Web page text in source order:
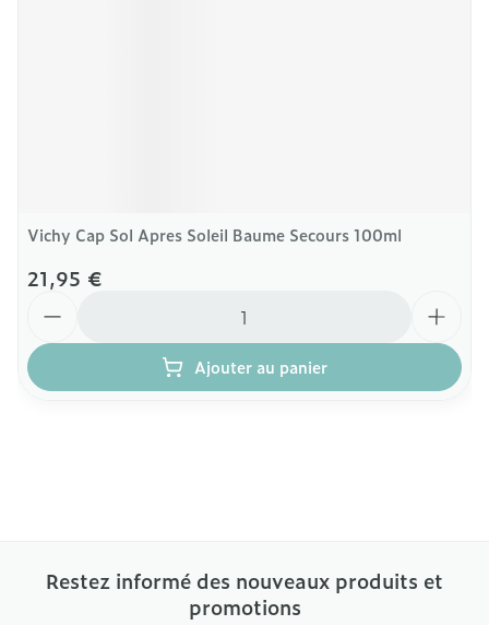
Vichy Cap Sol Apres Soleil Baume Secours 100ml
21,95 €
Ajouter au panier
Restez informé des nouveaux produits et
promotions